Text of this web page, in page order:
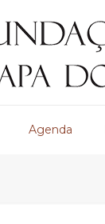
Agenda